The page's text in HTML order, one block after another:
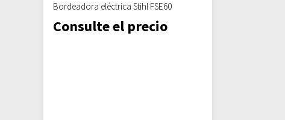
Bordeadora eléctrica Stihl FSE60
Consulte el precio